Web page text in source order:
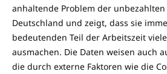
anhaltende Problem der
Deutschland und zeigt, dass sie
bedeutenden Teil der Arbeitszeit
ausmachen. Die Daten weisen auch
die durch externe Faktoren wie die